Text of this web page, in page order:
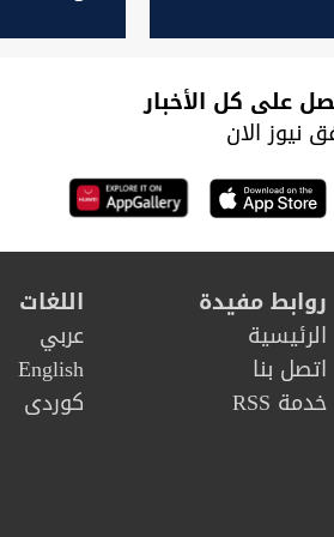
على كل الأخبار
الان
روابط مفيدة
الرئيسية
اتصل بنا
خدمة RSS
اللغات
عربي
English
كوردى